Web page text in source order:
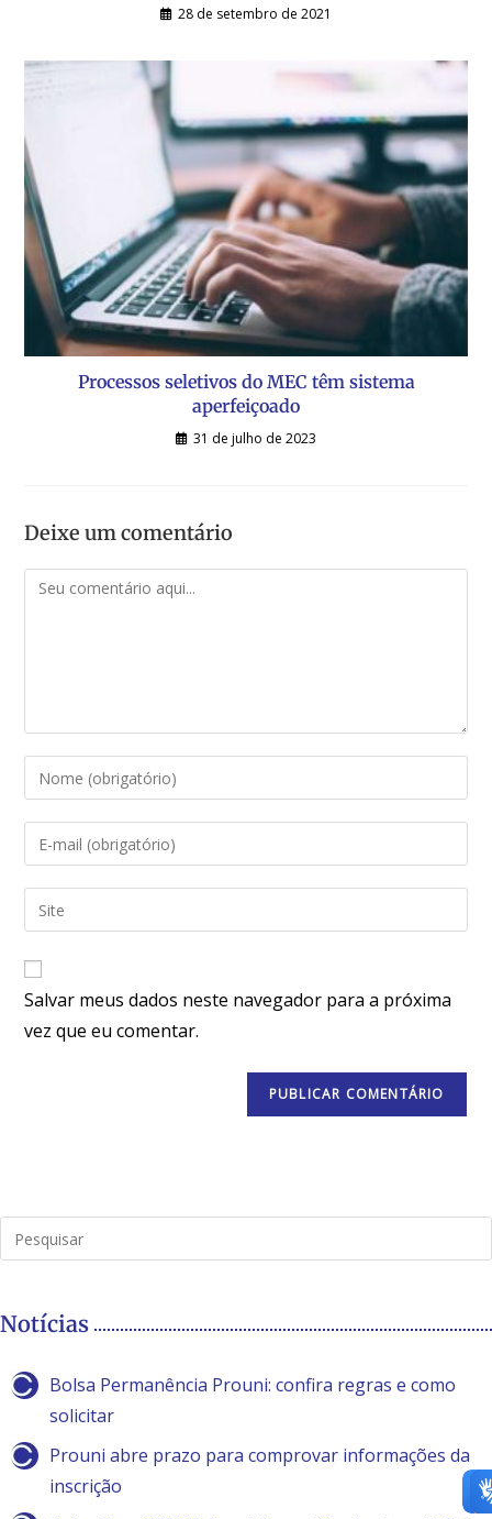
28 de setembro de 2021
Processos seletivos do MEC têm sistema
aperfeiçoado
31 de julho de 2023
Deixe um comentário
Salvar meus dados neste navegador para a próxima
vez que eu comentar.
Notícias
Bolsa Permanência Prouni: confira regras e como
solicitar
Prouni abre prazo para comprovar informações da
inscrição